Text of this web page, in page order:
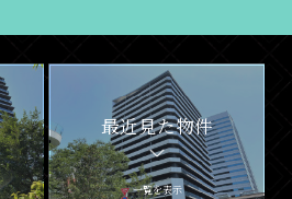
最近見た物件
一覧を表示